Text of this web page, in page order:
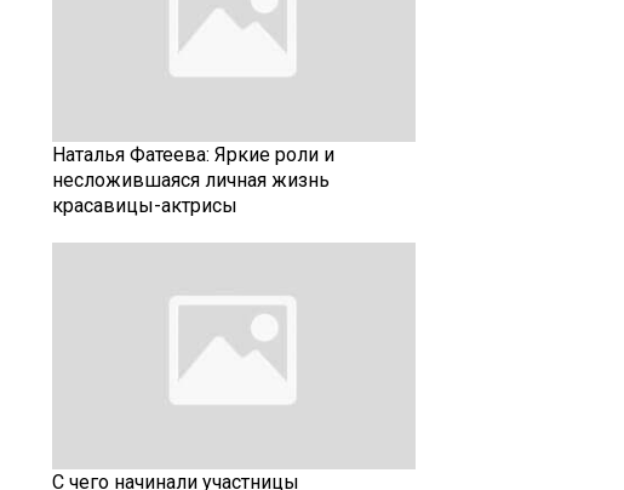
Наталья Фатеева: Яркие роли и
несложившаяся личная жизнь
красавицы-актрисы
С чего начинали участницы